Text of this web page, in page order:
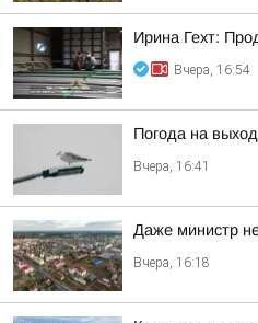
Ирина Гехт:
Вчера, 16:54
Погода на
Вчера, 16:41
Даже министр
Вчера, 16:18